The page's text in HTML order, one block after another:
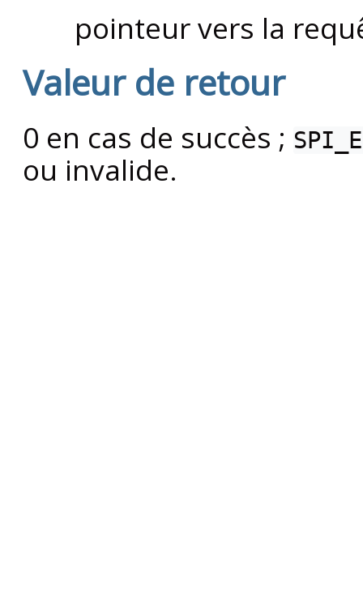
pointeur vers la
Valeur de retour
0 en cas de succès ;
ou invalide.